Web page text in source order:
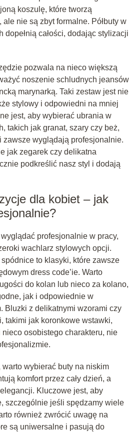
koszulę, które tworzą
nie są zbyt formalne. Półbuty w
dopełnią całości, dodając stylizacji
pozwala na nieco większą
noszenie schludnych jeansów
marynarką. Taki zestaw jest nie
stylowy i odpowiedni na mniej
jest, aby wybierać ubrania w
takich jak granat, szary czy beż,
zawsze wyglądają profesjonalnie.
jak zegarek czy delikatna
podkreślić nasz styl i dodają
dla kobiet – jak
profesjonalnie w pracy,
wachlarz stylowych opcji.
to klasyki, które zawsze
dress code’ie. Warto
do kolan lub nieco za kolano,
jak i odpowiednie w
Bluzki z delikatnymi wzorami czy
takimi jak koronkowe wstawki,
osobistego charakteru, nie
wybierać buty na niskim
komfort przez cały dzień, a
Kluczowe jest, aby
szczególnie jeśli spędzamy wiele
również zwrócić uwagę na
są uniwersalne i pasują do